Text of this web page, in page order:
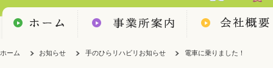
ホーム お知らせ 手のひらリハビリお知らせ 電車に乗りました！